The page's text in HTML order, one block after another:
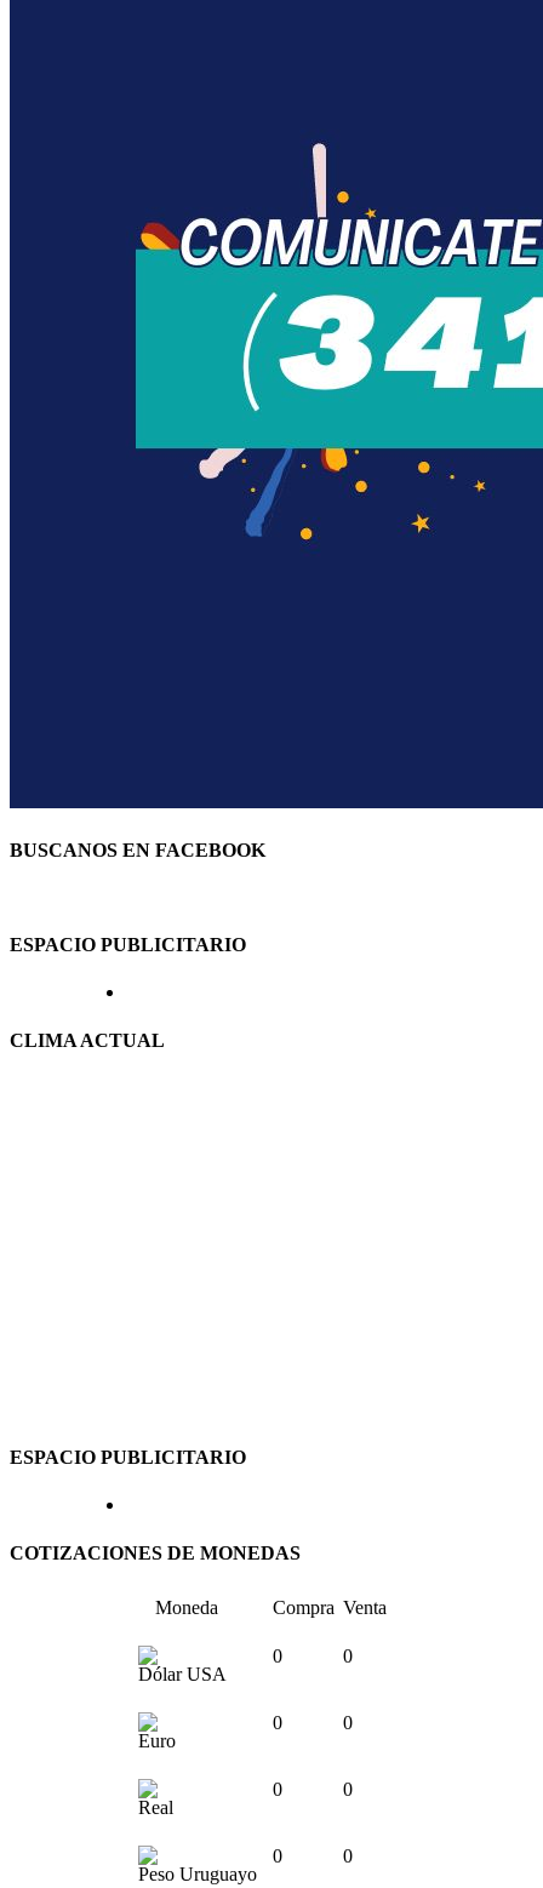
BUSCANOS EN FACEBOOK
ESPACIO PUBLICITARIO
CLIMA ACTUAL
ESPACIO PUBLICITARIO
COTIZACIONES DE MONEDAS
Moneda Compra Venta
Dólar USA
0 0
Euro
0 0
Real
0 0
Peso Uruguayo
0 0